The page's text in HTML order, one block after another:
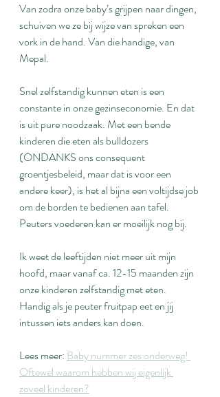
Van zodra onze baby’s grijpen naar dingen,
schuiven we ze bij wijze van spreken een
vork in de hand. Van die handige, van
Mepal.
Snel zelfstandig kunnen eten is een
constante in onze gezinseconomie. En dat
is uit pure noodzaak. Met een bende
kinderen die eten als bulldozers
(ONDANKS ons consequent
groentjesbeleid, maar dat is voor een
andere keer), is het al bijna een voltijdse job
om de borden te bedienen aan tafel.
Peuters voederen kan er moeilijk nog bij.
Ik weet de leeftijden niet meer uit mijn
hoofd, maar vanaf ca. 12-15 maanden zijn
onze kinderen zelfstandig met eten.
Handig als je peuter fruitpap eet en jij
intussen iets anders kan doen.
Lees meer: Baby nummer zes onderweg!
Oftewel waarom hebben wij eigenlijk
zoveel kinderen?